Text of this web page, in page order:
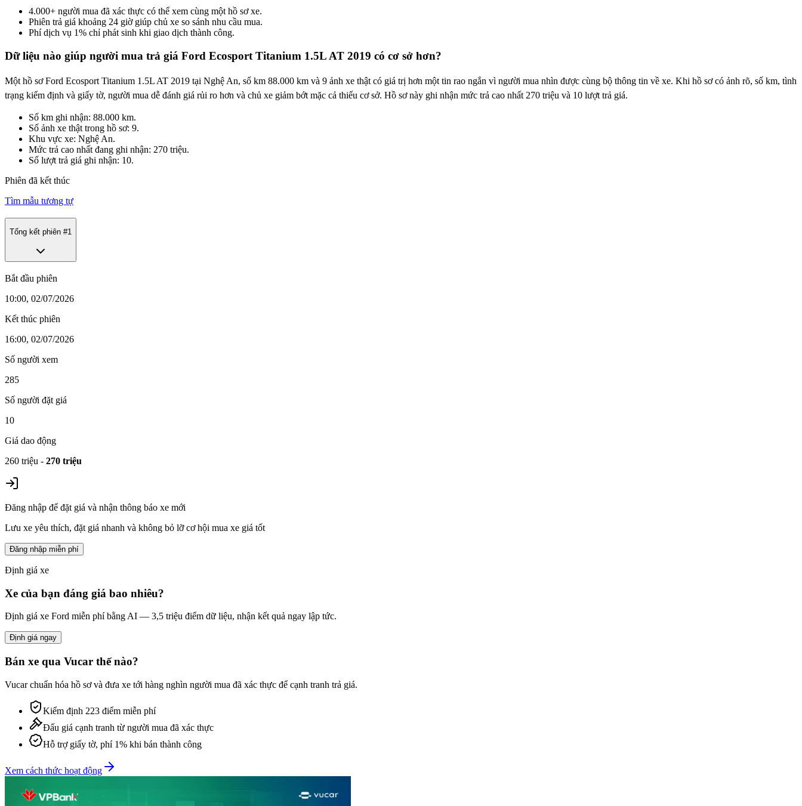
4.000+ người mua đã xác thực có thể xem cùng một hồ sơ xe.
Phiên trả giá khoảng 24 giờ giúp chủ xe so sánh nhu cầu mua.
Phí dịch vụ 1% chỉ phát sinh khi giao dịch thành công.
Dữ liệu nào giúp người mua trả giá Ford Ecosport Titanium 1.5L AT 2019 có cơ sở hơn?
Một hồ sơ Ford Ecosport Titanium 1.5L AT 2019 tại Nghệ An, số km 88.000 km và 9 ảnh xe thật có giá trị hơn một tin rao ngắn vì người mua nhìn được cùng bộ thông tin về xe. Khi hồ sơ có ảnh rõ, số km, tình
trạng kiểm định và giấy tờ, người mua dễ đánh giá rủi ro hơn và chủ xe giảm bớt mặc cả thiếu cơ sở. Hồ sơ này ghi nhận mức trả cao nhất 270 triệu và 10 lượt trả giá.
Số km ghi nhận: 88.000 km.
Số ảnh xe thật trong hồ sơ: 9.
Khu vực xe: Nghệ An.
Mức trả cao nhất đang ghi nhận: 270 triệu.
Số lượt trả giá ghi nhận: 10.
Phiên đã kết thúc
Tìm mẫu tương tự
Tổng kết phiên #1
Bắt đầu phiên
10:00, 02/07/2026
Kết thúc phiên
16:00, 02/07/2026
Số người xem
285
Số người đặt giá
10
Giá dao động
260 triệu - 270 triệu
Đăng nhập để đặt giá và nhận thông báo xe mới
Lưu xe yêu thích, đặt giá nhanh và không bỏ lỡ cơ hội mua xe giá tốt
Đăng nhập miễn phí
Định giá xe
Xe của bạn đáng giá bao nhiêu?
Định giá xe Ford miễn phí bằng AI — 3,5 triệu điểm dữ liệu, nhận kết quả ngay lập tức.
Định giá ngay
Bán xe qua Vucar thế nào?
Vucar chuẩn hóa hồ sơ và đưa xe tới hàng nghìn người mua đã xác thực để cạnh tranh trả giá.
Kiểm định 223 điểm miễn phí
Đấu giá cạnh tranh từ người mua đã xác thực
Hỗ trợ giấy tờ, phí 1% khi bán thành công
Xem cách thức hoạt động